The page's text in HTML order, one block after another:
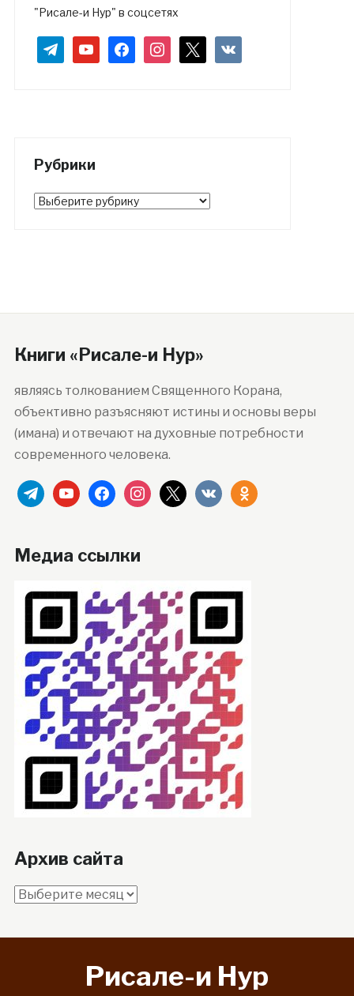
"Рисале-и Нур" в соцсетях
telegramyoutubefacebookinstagram vkontakte
Рубрики
Рубрики
Книги «Рисале-и Нур»
являясь толкованием Священного Корана,
объективно разъясняют истины и основы веры
(имана) и отвечают на духовные потребности
современного человека.
telegramyoutubefacebookinstagram
x vkontakteodnoklassniki
Медиа ссылки
Архив сайта
Архив
Рисале-и Hyp